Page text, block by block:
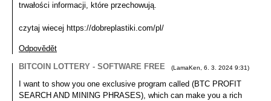
trwałości informacji, które przechowują.
czytaj wiecej https://dobreplastiki.com/pl/
Odpovědět
BITCOIN LOTTERY - SOFTWARE FREE
(LamaKen 6. 3. 2024 9:31)
I want to show you one exclusive program called (BTC PROFIT
SEARCH AND MINING PHRASES), which can make you a rich